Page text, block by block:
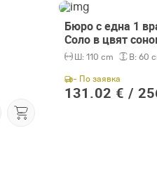
Бюро с една 1
Соло в цвят
Ш: 110 cm В: 60
- По заявка
131.02 € /